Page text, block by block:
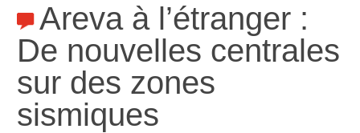
Areva à l’étranger :
De nouvelles centrales
sur des zones
sismiques